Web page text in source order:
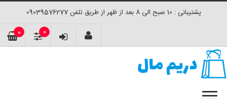
پشتیبانی : 10 صبح الی 8 بعد از ظهر از طریق تلفن 09039576277
0 0